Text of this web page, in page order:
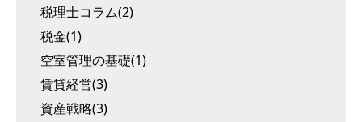
税理士コラム(2)
税金(1)
空室管理の基礎(1)
賃貸経営(3)
資産戦略(3)